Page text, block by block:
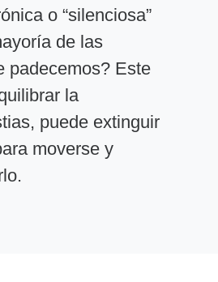
o “silenciosa”
de las
padecemos? Este
la
puede extinguir
moverse y